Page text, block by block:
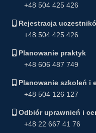
+48 504 425 426
Rejestracja
+48 504 425 426
Planowanie praktyk
+48 606 487 749
Planowanie szkoleń i
+48 504 126 127
Odbiór uprawnień i
+48 22 667 41 76